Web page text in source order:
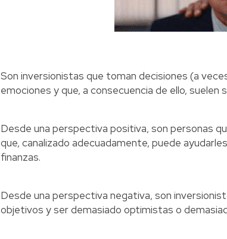
Son inversionistas que toman decisiones (a
emociones y que, a consecuencia de ello, suelen
Desde una perspectiva positiva, son personas
que, canalizado adecuadamente, puede
finanzas.
Desde una perspectiva negativa, son
objetivos y ser demasiado optimistas o